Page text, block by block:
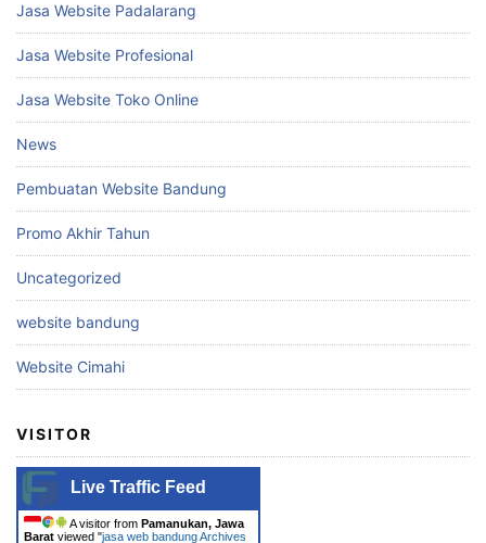
Jasa Website Padalarang
Jasa Website Profesional
Jasa Website Toko Online
News
Pembuatan Website Bandung
Promo Akhir Tahun
Uncategorized
website bandung
Website Cimahi
VISITOR
Live Traffic Feed
A visitor from Pamanukan, Jawa
Barat viewed "jasa web bandung Archives